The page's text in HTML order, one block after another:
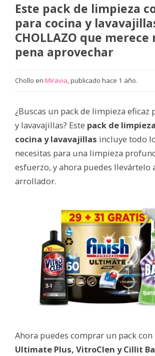
Este pack de limpieza
para cocina y
CHOLLAZO que merece
pena aprovechar
Chollo en Miravia, publicado hace 1 año.
¿Buscas un pack de limpieza eficaz
y lavavajillas? Este pack de
cocina y lavavajillas incluye todo
necesitas para una limpieza
esfuerzo, y ahora puedes llevártelo
arrollador.
Ahora puedes comprar un pack con
Ultimate Plus, VitroClen y Cillit